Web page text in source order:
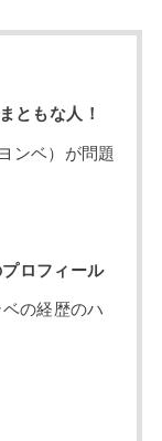
ともな人！
ンベ）が問題
ロフィール
の経歴のハ